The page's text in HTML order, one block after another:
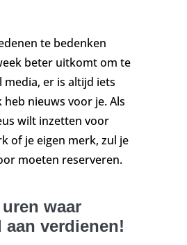
te bedenken
beter uitkomt om te
er is altijd iets
nieuws voor je. Als
wilt inzetten voor
of je eigen merk, zul je
moeten reserveren.
waar
aan verdienen!